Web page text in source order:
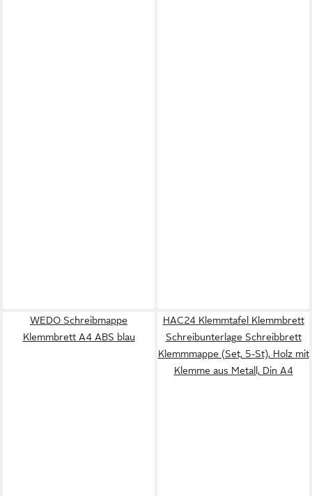
WEDO Schreibmappe
Klemmbrett A4 ABS blau
HAC24 Klemmtafel Klemmbrett
Schreibunterlage Schreibbrett
Klemmmappe (Set, 5-St), Holz mit
Klemme aus Metall, Din A4